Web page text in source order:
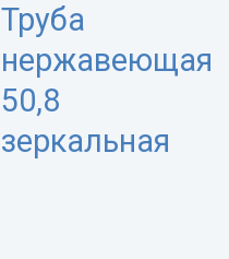
Труба
нержавеющая
50,8
зеркальная